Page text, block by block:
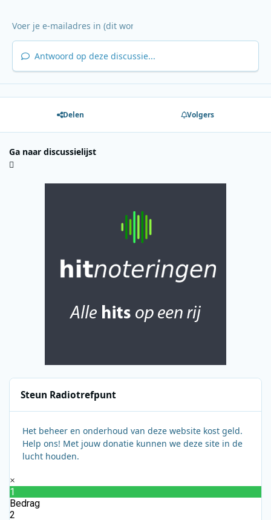
Antwoord op deze discussie...
Delen Volgers
Ga naar discussielijst
Steun Radiotrefpunt
Het beheer en onderhoud van deze website kost geld.
Help ons! Met jouw donatie kunnen we deze site in de
lucht houden.